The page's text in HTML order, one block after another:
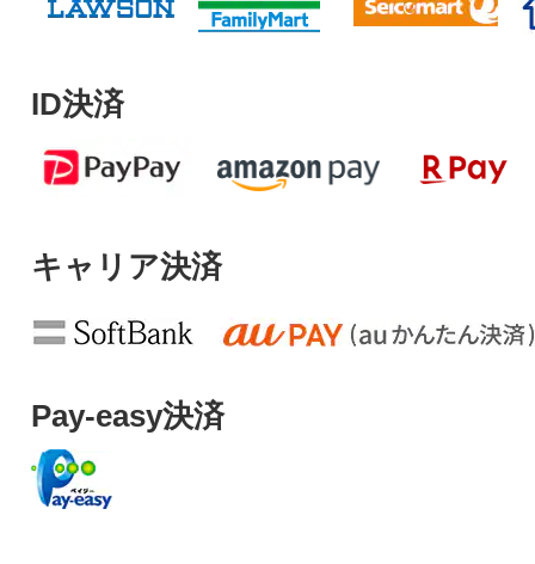
ID決済
キャリア決済
Pay-easy決済